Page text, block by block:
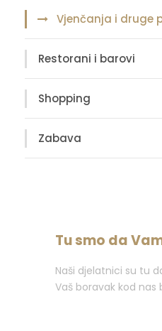
Vjenčanja i druge
Restorani i barovi
Shopping
Zabava
Tu smo da
Naši djelatnici su tu
Vaš boravak kod nas